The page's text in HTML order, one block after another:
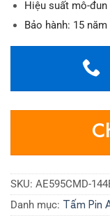
Hiệu suất mô-đun
Bảo hành: 15
SKU: AE595CMD-
Danh mục:
Tấm Pin